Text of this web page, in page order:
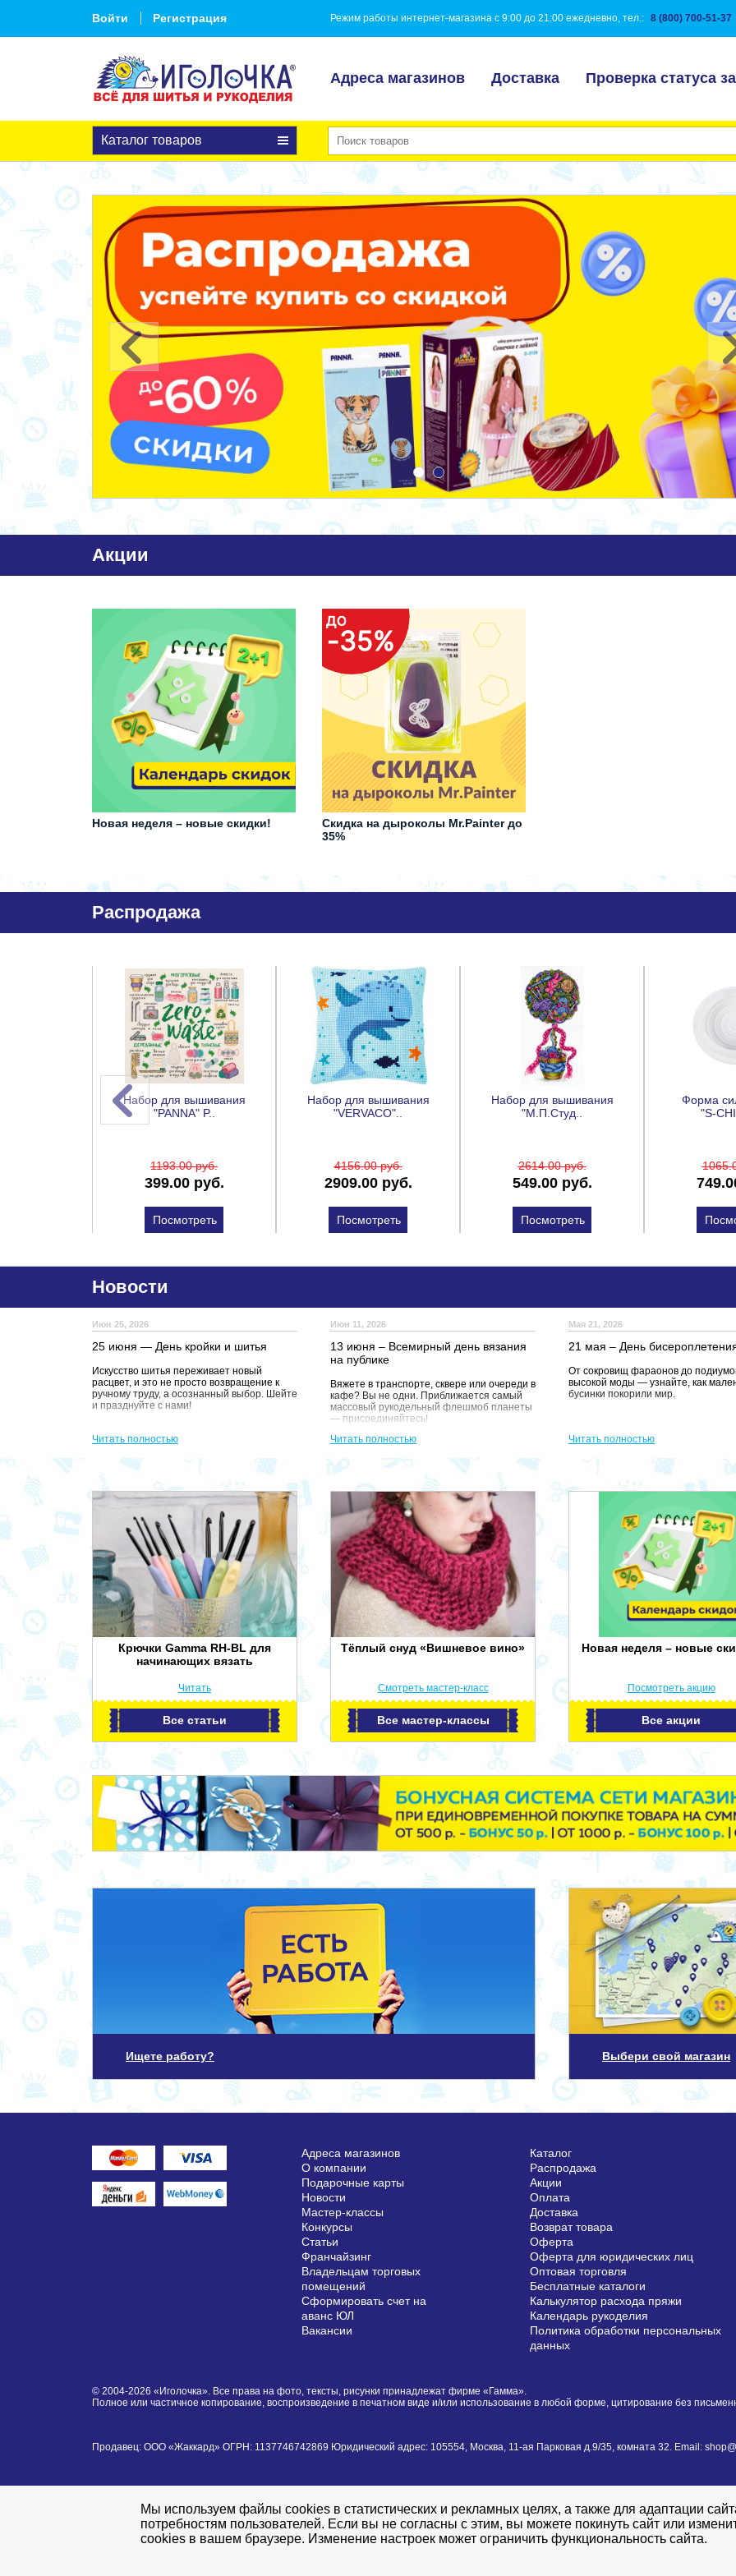
Войти Регистрация Режим работы интернет-магазина с 9:00 до 21:00 ежедневно, тел.: 8 (800) 700-51-37
Адреса магазинов Доставка Проверка статуса
Каталог товаров
Акции
Новая неделя – новые скидки!
Скидка на дыроколы Mr.Painter до
35%
Распродажа
Набор для вышивания
"PANNA" P..
1193.00 руб.
399.00 руб.
Посмотреть
Набор для вышивания
"VERVACO"..
4156.00 руб.
2909.00 руб.
Посмотреть
Набор для вышивания
"М.П.Студ..
2614.00 руб.
549.00 руб.
Посмотреть
Форма
"S-
1065
749
Новости
Июн 25, 2026
25 июня — День кройки и шитья
Искусство шитья переживает новый
расцвет, и это не просто возвращение к
ручному труду, а осознанный выбор. Шейте
и празднуйте с нами!
Читать полностью
Июн 11, 2026
13 июня – Всемирный день вязания
на публике
Вяжете в транспорте, сквере или очереди в
кафе? Вы не одни. Приближается самый
массовый рукодельный флешмоб планеты
— присоединяйтесь!
Читать полностью
Мая 21, 2026
21 мая – День
От сокровищ фараонов до
высокой моды — узнайте, как
бусинки покорили мир.
Читать полностью
Крючки Gamma RH-BL для
начинающих вязать
Читать
Все статьи
Тёплый снуд «Вишневое вино»
Смотреть мастер-класс
Все мастер-классы
Новая неделя – новые
Посмотреть акцию
Все акции
Ищете работу? Выбери свой магазин
Адреса магазинов
О компании
Подарочные карты
Новости
Мастер-классы
Конкурсы
Статьи
Франчайзинг
Владельцам торговых
помещений
Сформировать счет на
аванс ЮЛ
Вакансии
Каталог
Распродажа
Акции
Оплата
Доставка
Возврат товара
Оферта
Оферта для юридических лиц
Оптовая торговля
Бесплатные каталоги
Калькулятор расхода пряжи
Календарь рукоделия
Политика обработки персональных
данных
© 2004-2026 «Иголочка». Все права на фото, тексты, рисунки принадлежат фирме «Гамма».
Полное или частичное копирование, воспроизведение в печатном виде и/или использование в любой форме, цитирование без
Продавец: ООО «Жаккард» ОГРН: 1137746742869 Юридический адрес: 105554, Москва, 11-ая Парковая д.9/35, комната 32. Email:
Мы используем файлы cookies в статистических и рекламных целях, а также для адаптации
потребностям пользователей. Если вы не согласны с этим, вы можете покинуть сайт или
cookies в вашем браузере. Изменение настроек может ограничить функциональность сайта.